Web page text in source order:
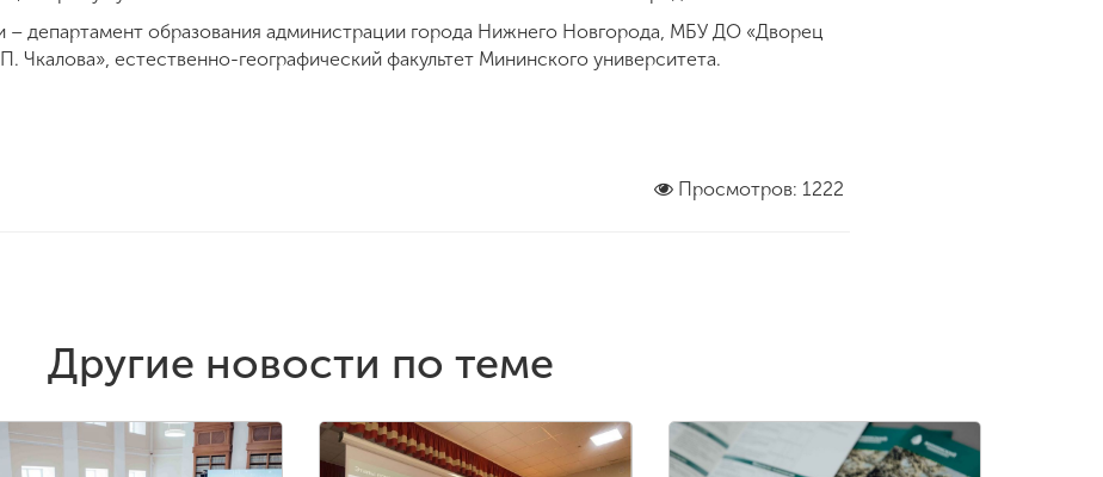
– департамент образования администрации города Нижнего Новгорода, МБУ ДО «Дворец
Чкалова», естественно-географический факультет Мининского университета.
Просмотров: 1222
Другие новости по теме